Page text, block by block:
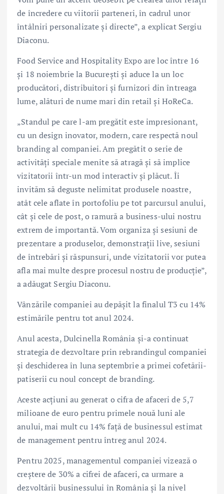
de încredere cu viitorii parteneri, în cadrul unor
întâlniri personalizate și directe”, a explicat Sergiu
Diaconu.
Food Service and Hospitality Expo are loc între 16
și 18 noiembrie la București și aduce la un loc
producători, distribuitori și furnizori din întreaga
lume, alături de nume mari din retail și HoReCa.
„Standul pe care l-am pregătit este impresionant,
cu un design inovator, modern, care respectă noul
branding al companiei. Am pregătit o serie de
activități speciale menite să atragă și să implice
vizitatorii într-un mod interactiv și plăcut. Îi
invităm să deguste nelimitat produsele noastre,
atât cele aflate în portofoliu pe tot parcursul anului,
cât și cele de post, o ramură a business-ului nostru
extrem de importantă. Vom organiza și sesiuni de
prezentare a produselor, demonstrații live, sesiuni
de întrebări și răspunsuri, unde vizitatorii vor putea
afla mai multe despre procesul nostru de producție”,
a adăugat Sergiu Diaconu.
Vânzările companiei au depășit la finalul T3 cu 14%
estimările pentru tot anul 2024.
Anul acesta, Dulcinella România și-a continuat
strategia de dezvoltare prin rebrandingul companiei
și deschiderea în luna septembrie a primei cofetării-
patiserii cu noul concept de branding.
Aceste acțiuni au generat o cifra de afaceri de 5,7
milioane de euro pentru primele nouă luni ale
anului, mai mult cu 14% față de businessul estimat
de management pentru întreg anul 2024.
Pentru 2025, managementul companiei vizează o
creștere de 30% a cifrei de afaceri, ca urmare a
dezvoltării businessului în România și la nivel